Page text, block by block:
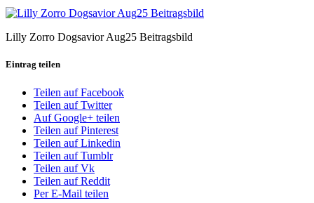
Lilly Zorro Dogsavior Aug25 Beitragsbild
Eintrag teilen
Teilen auf Facebook
Teilen auf Twitter
Auf Google+ teilen
Teilen auf Pinterest
Teilen auf Linkedin
Teilen auf Tumblr
Teilen auf Vk
Teilen auf Reddit
Per E-Mail teilen